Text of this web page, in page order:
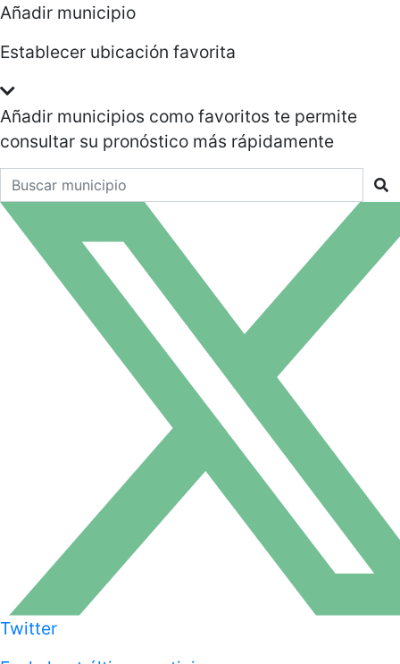
Añadir municipio
Establecer ubicación favorita
Añadir municipios como favoritos te permite
consultar su pronóstico más rápidamente
Buscar un municipio
Twitter